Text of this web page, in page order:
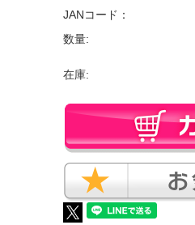
JANコード：
数量:
在庫: